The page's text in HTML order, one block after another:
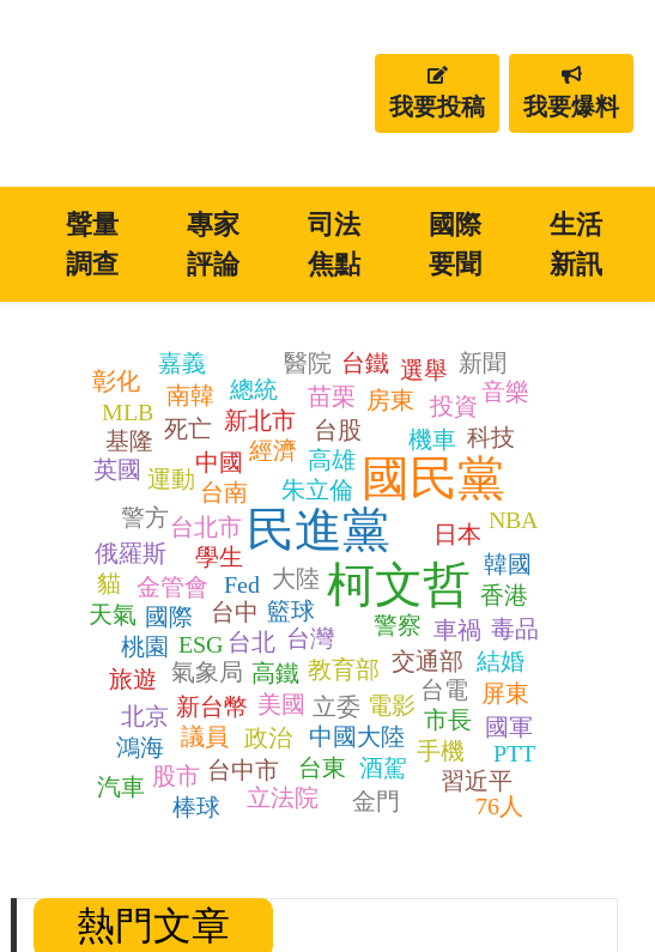
我要投稿 我要爆料
聲量
調查
專家
評論
司法
焦點
國際
要聞
生活
新訊
民進黨
國民黨
柯文哲
日本
台北
台中
台北市
大陸
教育部
朱立倫
籃球
台南
警察
中國
台灣
交通部
美國
台電
電影
高雄
中國大陸
經濟
高鐵
學生
車禍
台股
金管會
氣象局
運動
機車
韓國
房東
香港
新北市
俄羅斯
死亡
苗栗
警方
政治
總統
國際
南韓
市長
新台幣
英國
台中市
投資
立委
手機
酒駕
桃園
議員
天氣
旅遊
北京
科技
立法院
醫院
NBA
結婚
鴻海
屏東
台東
台鐵
毒品
基隆
股市
金門
MLB
嘉義
棒球
彰化
汽車
選舉
國軍
習近平
音樂
新聞
貓
PTT
Fed
76人
ESG
熱門文章